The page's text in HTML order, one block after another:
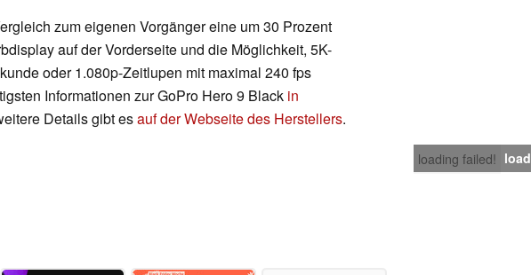
zum eigenen Vorgänger eine um 30 Prozent
auf der Vorderseite und die Möglichkeit, 5K-
oder 1.080p-Zeitlupen mit maximal 240 fps
Informationen zur GoPro Hero 9 Black in
Details gibt esauf der Webseite des Herstellers.
loading failed!